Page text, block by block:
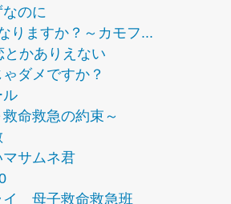
のに
りますか？～カモフ...
かありえない
ダメですか？
ル
命救急の約束～
サムネ君
イ 母子救命救急班